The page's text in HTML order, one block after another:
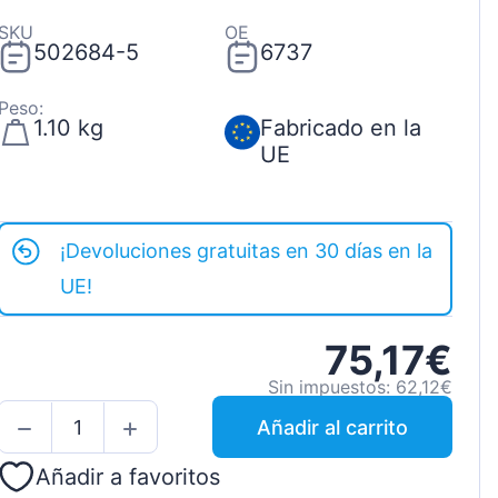
502684-5
OE
6737
1.10 kg
Fabricado en la
UE
¡Devoluciones gratuitas en 30 días en la
UE!
75,17€
Sin impuestos: 62,12€
Añadir al carrito
Añadir a favoritos